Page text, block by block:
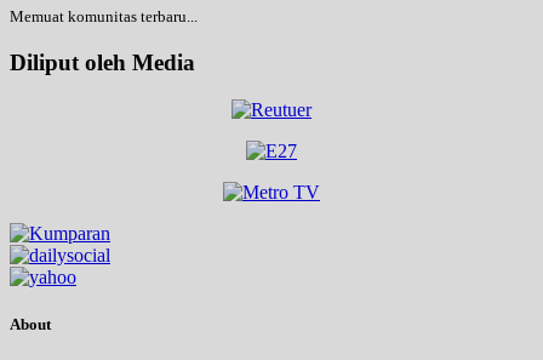
Memuat komunitas terbaru...
Diliput oleh Media
About